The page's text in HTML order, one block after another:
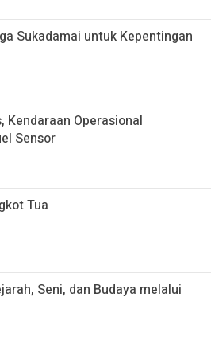
Sukadamai untuk Kepentingan
Operasional
Sensor
Tua
Seni, dan Budaya melalui